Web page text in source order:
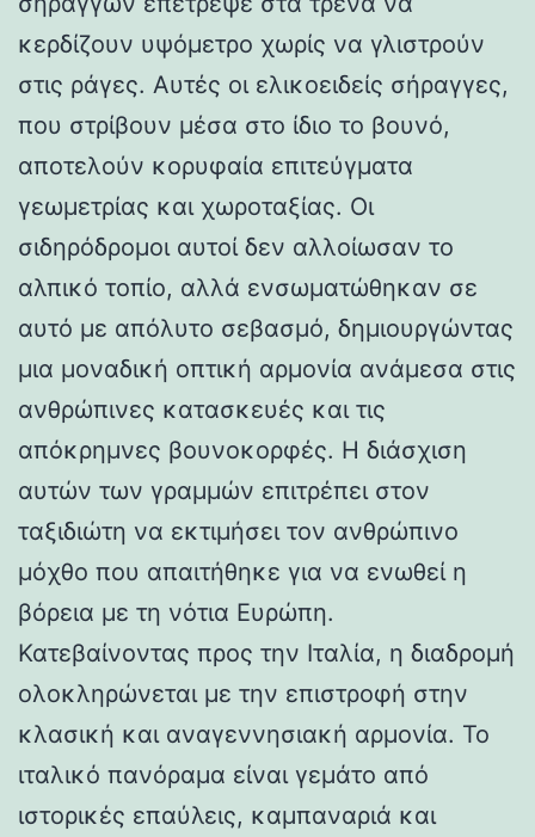
κερδίζουν υψόμετρο χωρίς να γλιστρούν
στις ράγες. Αυτές οι ελικοειδείς σήραγγες,
που στρίβουν μέσα στο ίδιο το βουνό,
αποτελούν κορυφαία επιτεύγματα
γεωμετρίας και χωροταξίας. Οι
σιδηρόδρομοι αυτοί δεν αλλοίωσαν το
αλπικό τοπίο, αλλά ενσωματώθηκαν σε
αυτό με απόλυτο σεβασμό, δημιουργώντας
μια μοναδική οπτική αρμονία ανάμεσα στις
ανθρώπινες κατασκευές και τις
απόκρημνες βουνοκορφές. Η διάσχιση
αυτών των γραμμών επιτρέπει στον
ταξιδιώτη να εκτιμήσει τον ανθρώπινο
μόχθο που απαιτήθηκε για να ενωθεί η
βόρεια με τη νότια Ευρώπη.
Κατεβαίνοντας προς την Ιταλία, η διαδρομή
ολοκληρώνεται με την επιστροφή στην
κλασική και αναγεννησιακή αρμονία. Το
ιταλικό πανόραμα είναι γεμάτο από
ιστορικές επαύλεις, καμπαναριά και